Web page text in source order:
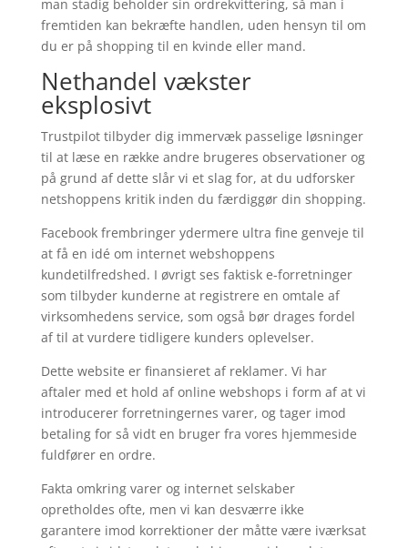
man stadig beholder sin ordrekvittering, så man i
fremtiden kan bekræfte handlen, uden hensyn til om
du er på shopping til en kvinde eller mand.
Nethandel vækster
eksplosivt
Trustpilot tilbyder dig immervæk passelige løsninger
til at læse en række andre brugeres observationer og
på grund af dette slår vi et slag for, at du udforsker
netshoppens kritik inden du færdiggør din shopping.
Facebook frembringer ydermere ultra fine genveje til
at få en idé om internet webshoppens
kundetilfredshed. I øvrigt ses faktisk e-forretninger
som tilbyder kunderne at registrere en omtale af
virksomhedens service, som også bør drages fordel
af til at vurdere tidligere kunders oplevelser.
Dette website er finansieret af reklamer. Vi har
aftaler med et hold af online webshops i form af at vi
introducerer forretningernes varer, og tager imod
betaling for så vidt en bruger fra vores hjemmeside
fuldfører en ordre.
Fakta omkring varer og internet selskaber
opretholdes ofte, men vi kan desværre ikke
garantere imod korrektioner der måtte være iværksat